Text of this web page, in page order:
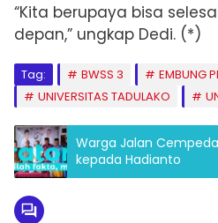
“Kita berupaya bisa
depan,” ungkap Dedi. (*)
Tag: BWSS 3
EMBUNG
UNIVERSITAS TADULAKO
Warga Jalan
kepada Hadianto